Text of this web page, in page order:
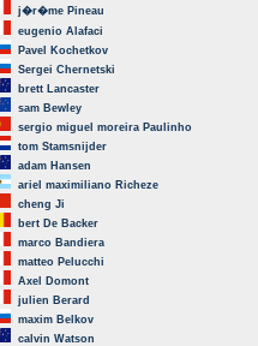
j�r�me Pineau
eugenio Alafaci
Pavel Kochetkov
Sergei Chernetski
brett Lancaster
sam Bewley
sergio miguel moreira Paulinho
tom Stamsnijder
adam Hansen
ariel maximiliano Richeze
cheng Ji
bert De Backer
marco Bandiera
matteo Pelucchi
Axel Domont
julien Berard
maxim Belkov
calvin Watson